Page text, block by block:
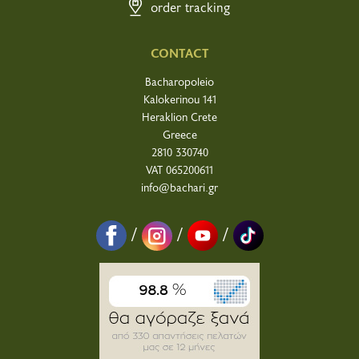
CONTACT
Bacharopoleio
Kalokerinou 141
Heraklion Crete
Greece
2810 330740
VAT 065200611
info@bachari.gr
/ / /
order tracking